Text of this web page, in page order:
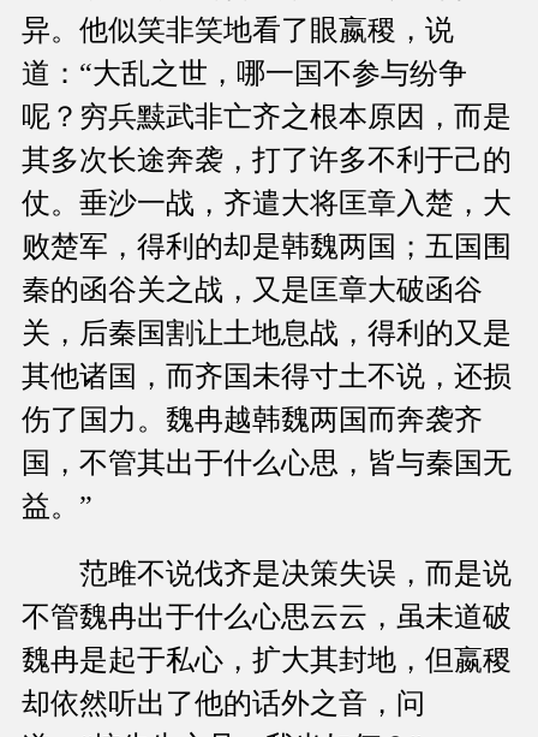
异。他似笑非笑地看了眼嬴稷，说
道：“大乱之世，哪一国不参与纷争
呢？穷兵黩武非亡齐之根本原因，而是
其多次长途奔袭，打了许多不利于己的
仗。垂沙一战，齐遣大将匡章入楚，大
败楚军，得利的却是韩魏两国；五国围
秦的函谷关之战，又是匡章大破函谷
关，后秦国割让土地息战，得利的又是
其他诸国，而齐国未得寸土不说，还损
伤了国力。魏冉越韩魏两国而奔袭齐
国，不管其出于什么心思，皆与秦国无
益。”
范雎不说伐齐是决策失误，而是说
不管魏冉出于什么心思云云，虽未道破
魏冉是起于私心，扩大其封地，但嬴稷
却依然听出了他的话外之音，问